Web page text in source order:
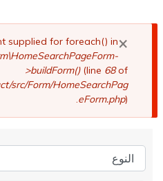
×
رسالة
الخطأ
supplied for foreach() in
>buildForm()(line 68of
src/Form/HomeSearchPag
eForm.php).
النوع